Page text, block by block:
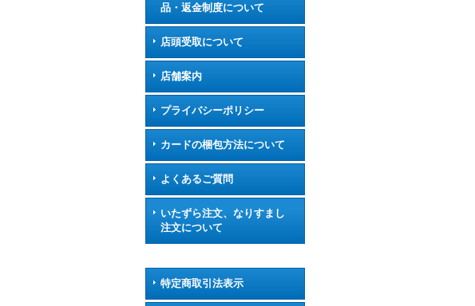
品・返金制度について
店頭受取について
店舗案内
プライバシーポリシー
カードの梱包方法について
よくあるご質問
いたずら注文、なりすまし
注文について
特定商取引法表示